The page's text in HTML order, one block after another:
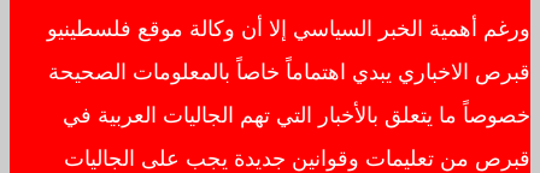
ورغم أهمية الخبر السياسي إلا أن وكالة موقع فلسطينيو
قبرص الاخباري يبدي اهتماماً خاصاً بالمعلومات الصحيحة
خصوصاً ما يتعلق بالأخبار التي تهم الجاليات العربية في
قبرص من تعليمات وقوانين جديدة يجب على الجاليات